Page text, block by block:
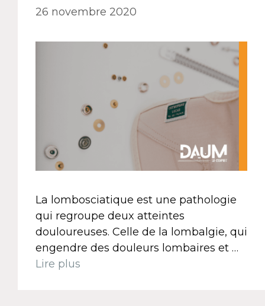
26 novembre 2020
La lombosciatique est une pathologie
qui regroupe deux atteintes
douloureuses. Celle de la lombalgie, qui
engendre des douleurs lombaires et …
Lire plus